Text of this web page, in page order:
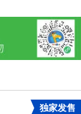
独家发售